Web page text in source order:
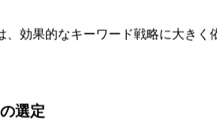
がデジタル空間で成功するための